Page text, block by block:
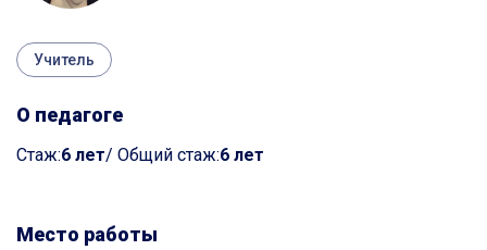
Учитель
О педагоге
Cтаж:6 лет/ Общий стаж:6 лет
Место работы